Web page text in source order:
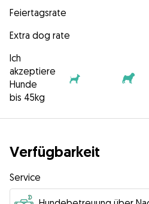
Feiertagsrate
Extra dog rate
Ich
akzeptiere
Hunde
bis 45kg
Verfügbarkeit
Service